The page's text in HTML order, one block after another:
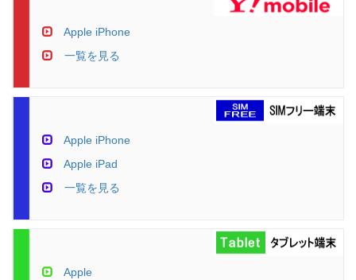
Apple iPhone
一覧を見る
Apple iPhone
Apple iPad
一覧を見る
Apple